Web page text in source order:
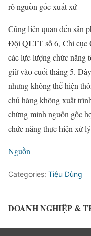
rõ nguồn gốc xuất xứ
Cũng liên quan đến sản
Đội QLTT số 6, Chi cục
các lực lượng chức năng
giữ vào cuối tháng 5.
nhưng không thể hiện
chủ hàng không xuất
chứng minh nguồn gốc
chức năng thực hiện xử
Nguồn
Categories: Tiêu Dùng
DOANH NGHIỆP &